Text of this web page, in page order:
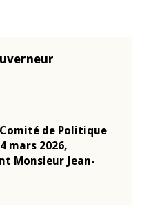
de Politique
mars 2026,
Monsieur Jean-